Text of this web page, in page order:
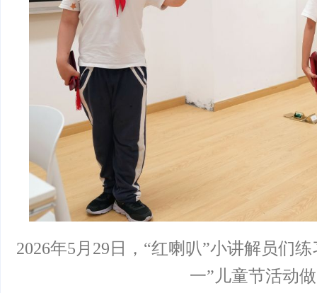
2026年5月29日，“红喇叭”小讲解员们
一”儿童节活动